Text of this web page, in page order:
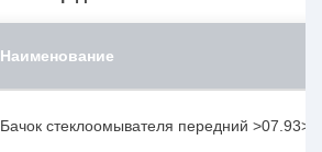
Наименование
Бачок стеклоомывателя передний